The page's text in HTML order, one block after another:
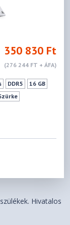
350 830 Ft
(276 244 FT + ÁFA)
DDR5
16 GB
Hivatalos